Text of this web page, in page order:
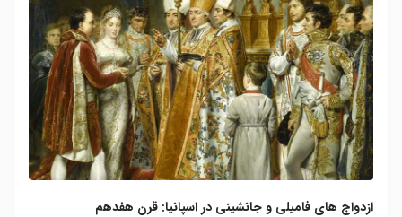
ازدواج های فامیلی و جانشینی در اسپانیا: قرن هفدهم